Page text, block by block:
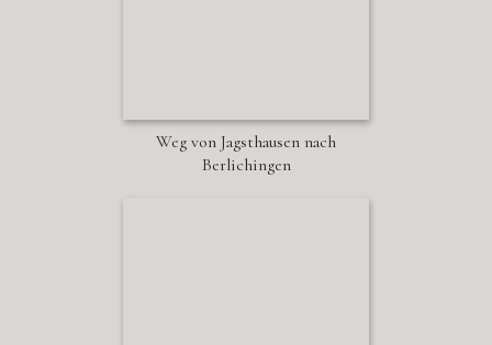
Weg von Jagsthausen nach
Berlichingen